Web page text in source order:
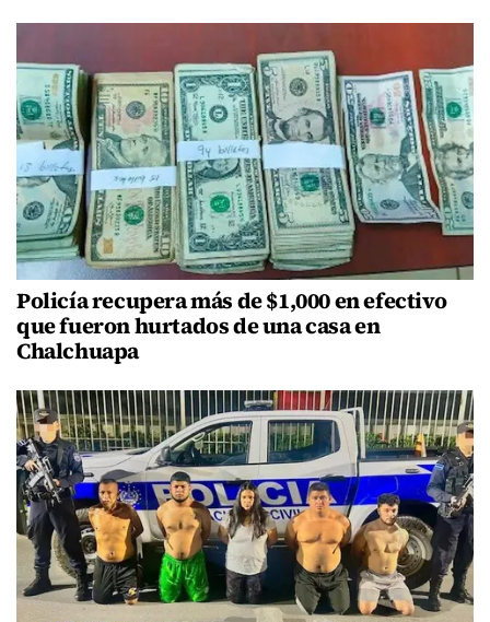
Policía recupera más de $1,000 en efectivo
que fueron hurtados de una casa en
Chalchuapa